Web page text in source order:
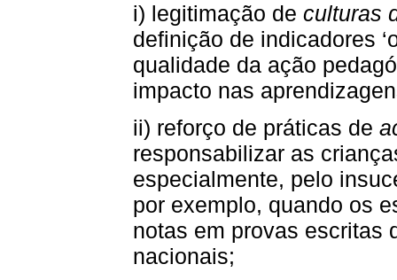
i) legitimação de culturas
definição de indicadores
qualidade da ação
impacto nas
ii) reforço de práticas de
responsabilizar as
especialmente, pelo
por exemplo, quando os
notas em provas escritas
nacionais;